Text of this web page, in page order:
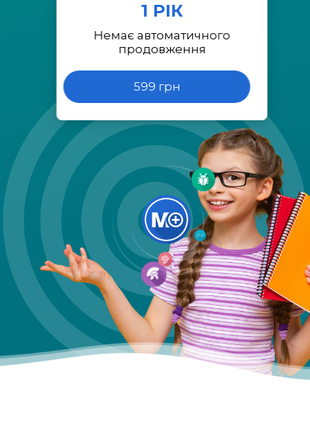
1 РІК
Немає автоматичного
продовження
599 грн